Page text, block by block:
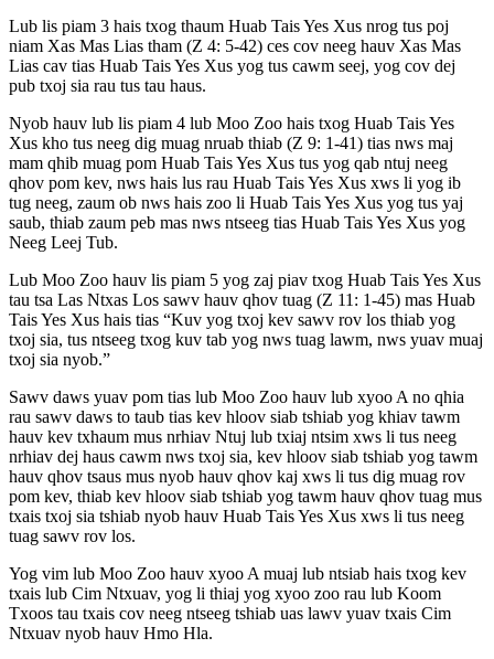
Lub lis piam 3 hais txog thaum Huab Tais Yes Xus nrog tus poj
niam Xas Mas Lias tham (Z 4: 5-42) ces cov neeg hauv Xas Mas
Lias cav tias Huab Tais Yes Xus yog tus cawm seej, yog cov dej
pub txoj sia rau tus tau haus.
Nyob hauv lub lis piam 4 lub Moo Zoo hais txog Huab Tais Yes
Xus kho tus neeg dig muag nruab thiab (Z 9: 1-41) tias nws maj
mam qhib muag pom Huab Tais Yes Xus tus yog qab ntuj neeg
qhov pom kev, nws hais lus rau Huab Tais Yes Xus xws li yog ib
tug neeg, zaum ob nws hais zoo li Huab Tais Yes Xus yog tus yaj
saub, thiab zaum peb mas nws ntseeg tias Huab Tais Yes Xus yog
Neeg Leej Tub.
Lub Moo Zoo hauv lis piam 5 yog zaj piav txog Huab Tais Yes Xus
tau tsa Las Ntxas Los sawv hauv qhov tuag (Z 11: 1-45) mas Huab
Tais Yes Xus hais tias “Kuv yog txoj kev sawv rov los thiab yog
txoj sia, tus ntseeg txog kuv tab yog nws tuag lawm, nws yuav muaj
txoj sia nyob.”
Sawv daws yuav pom tias lub Moo Zoo hauv lub xyoo A no qhia
rau sawv daws to taub tias kev hloov siab tshiab yog khiav tawm
hauv kev txhaum mus nrhiav Ntuj lub txiaj ntsim xws li tus neeg
nrhiav dej haus cawm nws txoj sia, kev hloov siab tshiab yog tawm
hauv qhov tsaus mus nyob hauv qhov kaj xws li tus dig muag rov
pom kev, thiab kev hloov siab tshiab yog tawm hauv qhov tuag mus
txais txoj sia tshiab nyob hauv Huab Tais Yes Xus xws li tus neeg
tuag sawv rov los.
Yog vim lub Moo Zoo hauv xyoo A muaj lub ntsiab hais txog kev
txais lub Cim Ntxuav, yog li thiaj yog xyoo zoo rau lub Koom
Txoos tau txais cov neeg ntseeg tshiab uas lawv yuav txais Cim
Ntxuav nyob hauv Hmo Hla.